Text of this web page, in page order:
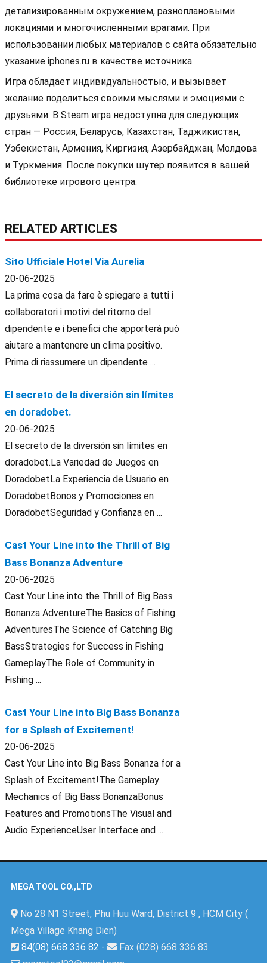
детализированным окружением, разноплановыми
локациями и многочисленными врагами. При
использовании любых материалов с сайта обязательно
указание iphones.ru в качестве источника.
Игра обладает индивидуальностью, и вызывает
желание поделиться своими мыслями и эмоциями с
друзьями. В Steam игра недоступна для следующих
стран — Россия, Беларусь, Казахстан, Таджикистан,
Узбекистан, Армения, Киргизия, Азербайджан, Молдова
и Туркмения. После покупки шутер появится в вашей
библиотеке игрового центра.
RELATED ARTICLES
Sito Ufficiale Hotel Via Aurelia
20-06-2025
La prima cosa da fare è spiegare a tutti i
collaboratori i motivi del ritorno del
dipendente e i benefici che apporterà può
aiutare a mantenere un clima positivo.
Prima di riassumere un dipendente ...
El secreto de la diversión sin límites
en doradobet.
20-06-2025
El secreto de la diversión sin límites en
doradobet.La Variedad de Juegos en
DoradobetLa Experiencia de Usuario en
DoradobetBonos y Promociones en
DoradobetSeguridad y Confianza en ...
Cast Your Line into the Thrill of Big
Bass Bonanza Adventure
20-06-2025
Cast Your Line into the Thrill of Big Bass
Bonanza AdventureThe Basics of Fishing
AdventuresThe Science of Catching Big
BassStrategies for Success in Fishing
GameplayThe Role of Community in
Fishing ...
Cast Your Line into Big Bass Bonanza
for a Splash of Excitement!
20-06-2025
Cast Your Line into Big Bass Bonanza for a
Splash of Excitement!The Gameplay
Mechanics of Big Bass BonanzaBonus
Features and PromotionsThe Visual and
Audio ExperienceUser Interface and ...
MEGA TOOL CO.,LTD
No 28 N1 Street, Phu Huu Ward, District 9 , HCM City (
Mega Village Khang Dien)
84(08) 668 336 82 -
Fax (028) 668 336 83